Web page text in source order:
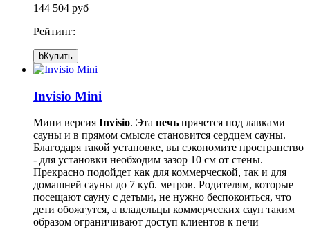
144 504 руб
Рейтинг:
bКупить
Invisio Mini
Мини версия Invisio. Эта печь прячется под лавками
сауны и в прямом смысле становится сердцем сауны.
Благодаря такой установке, вы сэкономите пространство
- для установки необходим зазор 10 см от стены.
Прекрасно подойдет как для коммерческой, так и для
домашней сауны до 7 куб. метров. Родителям, которые
посещают сауну с детьми, не нужно беспокоиться, что
дети обожгутся, а владельцы коммерческих саун таким
образом ограничивают доступ клиентов к печи